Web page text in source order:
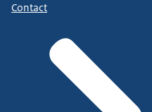
Contact